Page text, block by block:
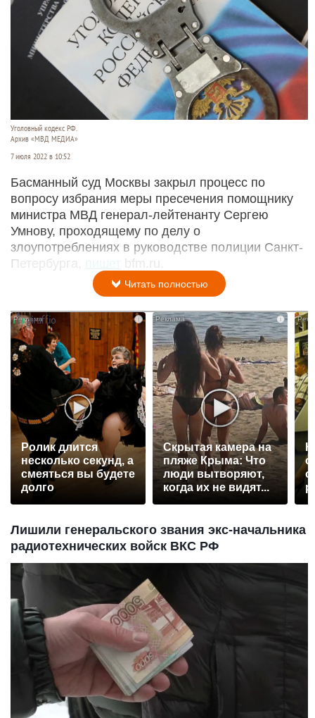
Уголовный кодекс РФ.
Архив «МВД МЕДИА»
7 июля 2022 в 10:52
Басманный суд Москвы закрыл процесс по
вопросу избрания меры пресечения помощнику
министра МВД генерал-лейтенанту Сергею
Умнову, проходящему по делу о
злоупотреблениях в руководстве полиции Санкт-
Петербурга,
bfm.ru.
Читать полностью
Ролик длится
несколько секунд, а
смеяться вы будете
долго
i
Скрытая камера на
пляже Крыма: Что
люди вытворяют,
когда их не видят...
Лишили генеральского звания экс-начальника
радиотехнических войск ВКС РФ